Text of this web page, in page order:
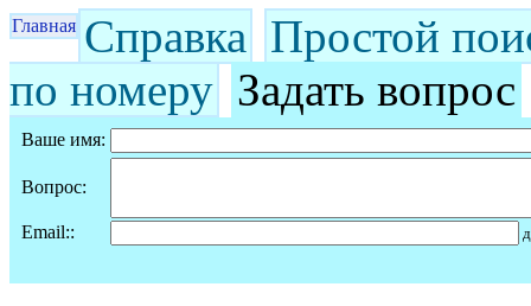
Главная Справка Простой
по номеру Задать вопрос
Ваше имя:
Вопрос:
Email::